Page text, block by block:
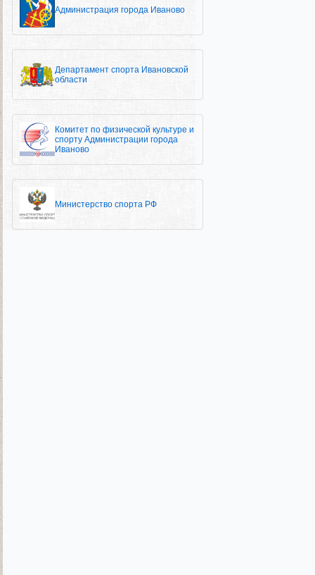
Администрация города Иваново
Департамент спорта Ивановской
области
Комитет по физической культуре и
спорту Администрации города
Иваново
Министерство спорта РФ